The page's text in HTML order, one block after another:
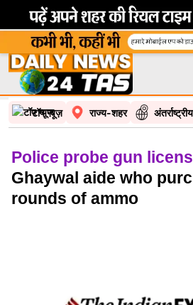
टॉप न्यूज़ राज्य-शहर अंतर्राष्ट्रीय
Police probe gun
Ghaywal aide who
rounds of ammo